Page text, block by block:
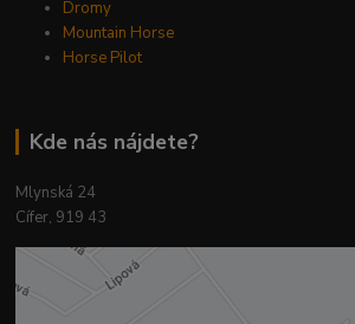
Dromy
Mountain Horse
Horse Pilot
Kde nás nájdete?
Mlynská 24
Cífer, 919 43